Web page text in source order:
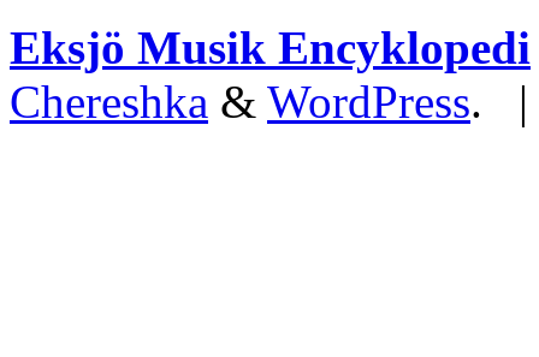
Eksjö Musik Encyklopedi
Chereshka & WordPress.